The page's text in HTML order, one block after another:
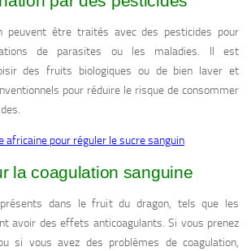
peuvent être traités avec des pesticides pour
de parasites ou les maladies. Il est
des fruits biologiques ou de bien laver et
pour réduire le risque de consommer
africaine pour réguler le sucre sanguin
la coagulation sanguine
présents dans le fruit du dragon, tels que les
avoir des effets anticoagulants. Si vous prenez
si vous avez des problèmes de coagulation,